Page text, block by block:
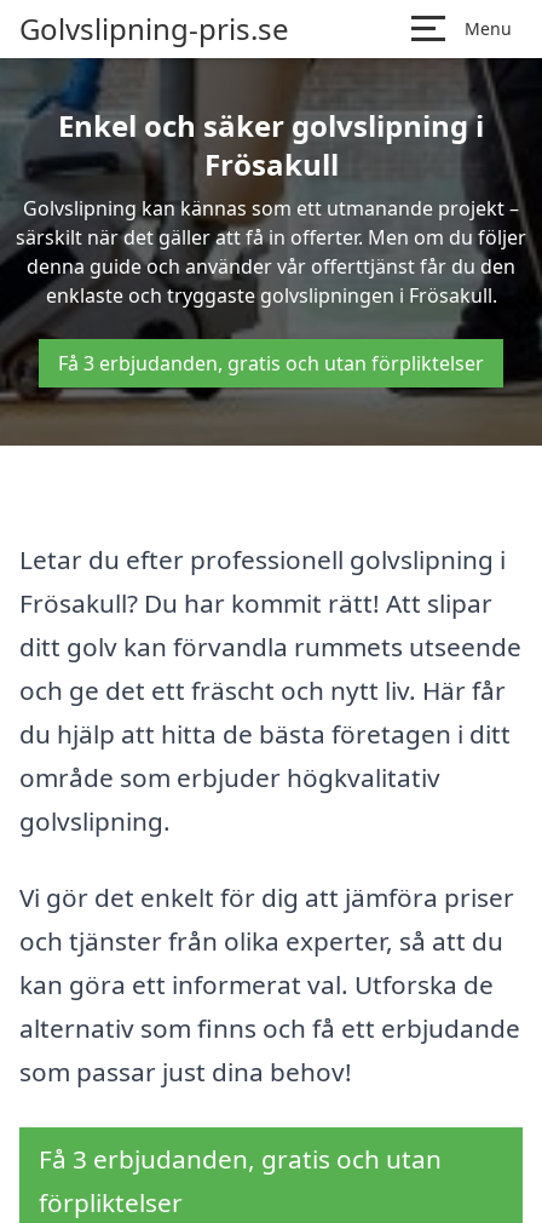
Golvslipning-pris.se Menu
Enkel och säker golvslipning i
Frösakull
Golvslipning kan kännas som ett utmanande projekt –
särskilt när det gäller att få in offerter. Men om du följer
denna guide och använder vår offerttjänst får du den
enklaste och tryggaste golvslipningen i Frösakull.
Få 3 erbjudanden, gratis och utan förpliktelser
Letar du efter professionell golvslipning i
Frösakull? Du har kommit rätt! Att slipar
ditt golv kan förvandla rummets utseende
och ge det ett fräscht och nytt liv. Här får
du hjälp att hitta de bästa företagen i ditt
område som erbjuder högkvalitativ
golvslipning.
Vi gör det enkelt för dig att jämföra priser
och tjänster från olika experter, så att du
kan göra ett informerat val. Utforska de
alternativ som finns och få ett erbjudande
som passar just dina behov!
Få 3 erbjudanden, gratis och utan
förpliktelser